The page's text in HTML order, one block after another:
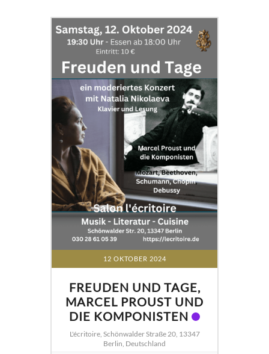
12 OKTOBER 2024
FREUDEN UND TAGE,
MARCEL PROUST UND
DIE KOMPONISTEN
L'écritoire, Schönwalder Straße 20, 13347
Berlin, Deutschland